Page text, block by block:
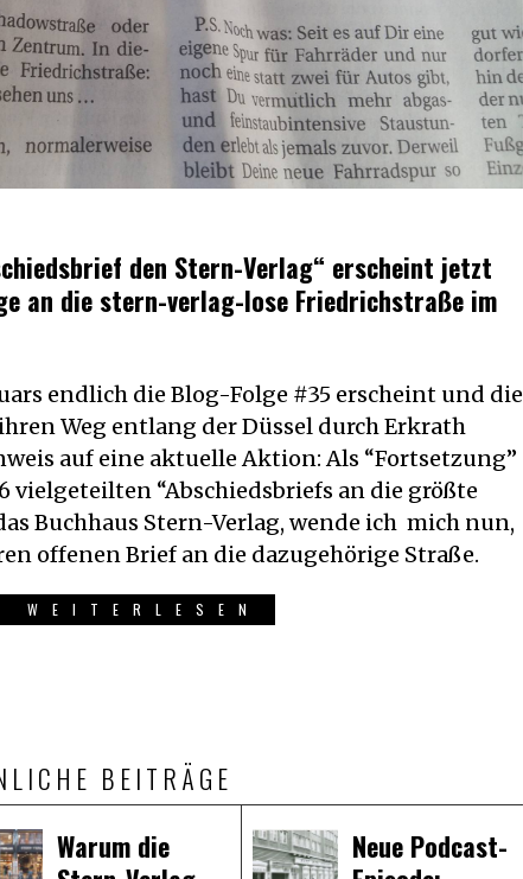
den Stern-Verlag“ erscheint jetzt
an die stern-verlag-lose Friedrichstraße im
endlich die Blog-Folge #35 erscheint und die
Weg entlang der Düssel durch Erkrath
auf eine aktuelle Aktion: Als “Fortsetzung”
vielgeteilten “Abschiedsbriefs an die größte
Buchhaus Stern-Verlag, wende ich mich nun,
offenen Brief an die dazugehörige Straße.
WEITERLESEN
BEITRÄGE
Warum die
Neue Podcast-